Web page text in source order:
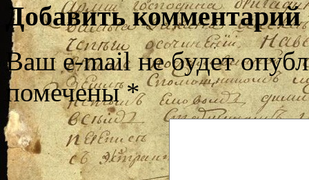
Добавить комментарий
Ваш e-mail не будет
помечены*